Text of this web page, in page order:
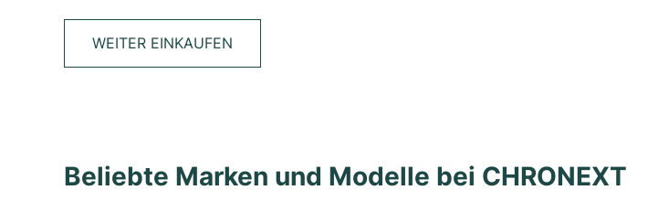
WEITER EINKAUFEN
Beliebte Marken und Modelle bei CHRONEXT